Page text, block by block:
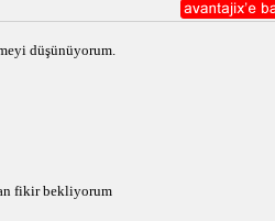
düşünüyorum.
fikir bekliyorum